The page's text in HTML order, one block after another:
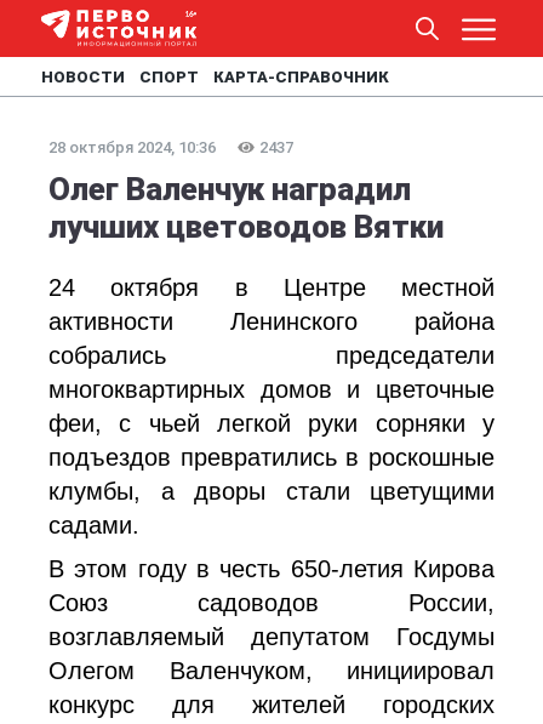
НОВОСТИ СПОРТ КАРТА-СПРАВОЧНИК
28 октября 2024, 10:36 2437
Олег Валенчук наградил
лучших цветоводов Вятки
24 октября в Центре местной
активности Ленинского района
собрались председатели
многоквартирных домов и цветочные
феи, с чьей легкой руки сорняки у
подъездов превратились в роскошные
клумбы, а дворы стали цветущими
садами.
В этом году в честь 650-летия Кирова
Союз садоводов России,
возглавляемый депутатом Госдумы
Олегом Валенчуком, инициировал
конкурс для жителей городских